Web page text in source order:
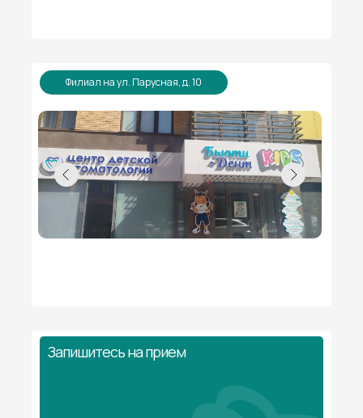
Филиал на ул. Парусная, д. 10
Запишитесь на прием